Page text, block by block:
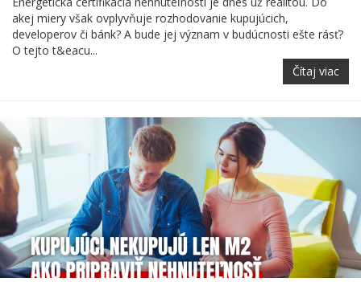
akej miery však ovplyvňuje rozhodovanie kupujúcich,
developerov či bánk? A bude jej význam v budúcnosti ešte rásť?
O tejto t&eacu...
Čítaj viac